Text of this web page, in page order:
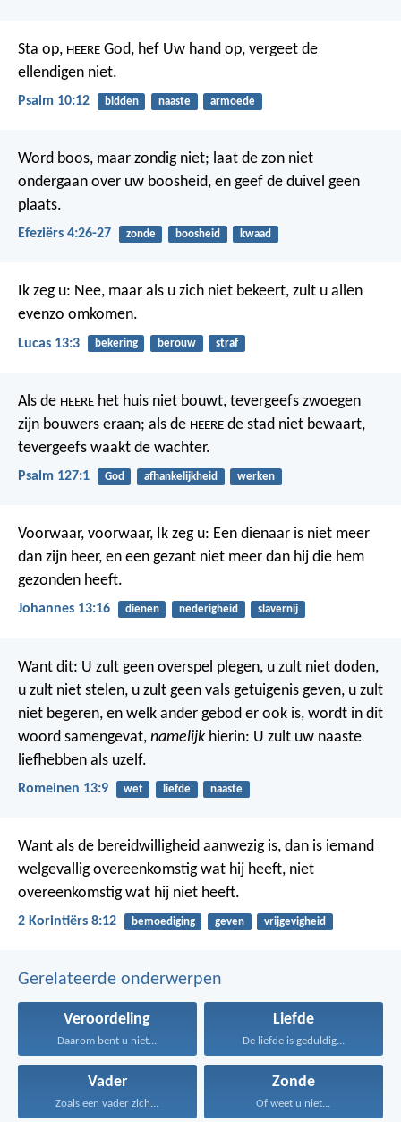
Sta op, HEERE God, hef Uw hand op, vergeet de
ellendigen niet.
Psalm 10:12 bidden naaste armoede
Word boos, maar zondig niet; laat de zon niet
ondergaan over uw boosheid, en geef de duivel geen
plaats.
Efeziërs 4:26-27 zonde boosheid kwaad
Ik zeg u: Nee, maar als u zich niet bekeert, zult u allen
evenzo omkomen.
Lucas 13:3 bekering berouw straf
Als de HEERE het huis niet bouwt, tevergeefs zwoegen
zijn bouwers eraan; als de HEERE de stad niet bewaart,
tevergeefs waakt de wachter.
Psalm 127:1 God afhankelijkheid werken
Voorwaar, voorwaar, Ik zeg u: Een dienaar is niet meer
dan zijn heer, en een gezant niet meer dan hij die hem
gezonden heeft.
Johannes 13:16 dienen nederigheid slavernij
Want dit: U zult geen overspel plegen, u zult niet doden,
u zult niet stelen, u zult geen vals getuigenis geven, u zult
niet begeren, en welk ander gebod er ook is, wordt in dit
woord samengevat, namelijk hierin: U zult uw naaste
liefhebben als uzelf.
Romeinen 13:9 wet liefde naaste
Want als de bereidwilligheid aanwezig is, dan is iemand
welgevallig overeenkomstig wat hij heeft, niet
overeenkomstig wat hij niet heeft.
2 Korintiërs 8:12 bemoediging geven vrijgevigheid
Gerelateerde onderwerpen
Veroordeling
Daarom bent u niet...
Liefde
De liefde is geduldig...
Vader
Zoals een vader zich...
Zonde
Of weet u niet...